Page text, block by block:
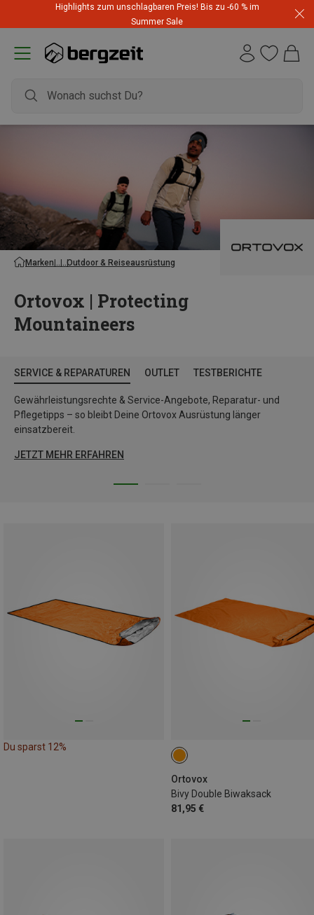
Highlights zum unschlagbaren Preis! Bis zu -60 % im
Summer Sale
Marken Outdoor & Reiseausrüstung
Ortovox | Protecting
Mountaineers
SERVICE & REPARATUREN OUTLET TESTBERICHTE
Gewährleistungsrechte & Service-Angebote, Reparatur- und
Pflegetipps – so bleibt Deine Ortovox Ausrüstung länger
einsatzbereit.
JETZT MEHR ERFAHREN
Du sparst 12%
Ortovox
Bivy Double Biwaksack
81,95 €